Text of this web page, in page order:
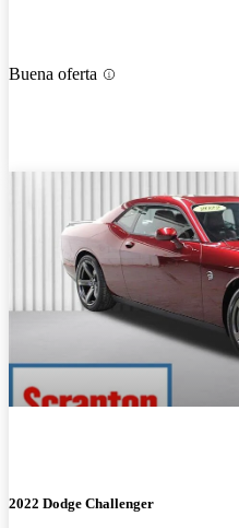
Buena oferta
2022 Dodge Challenger